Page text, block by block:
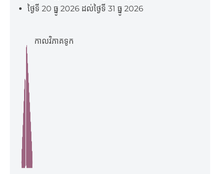
ថ្ងៃទី 20 ធ្នូ 2026 ដល់ថ្ងៃទី 31 ធ្នូ 2026
កាលវិភាគទូក